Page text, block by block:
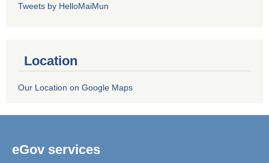
Tweets by HelloMaiMun
Location
Our Location on Google Maps
eGov services